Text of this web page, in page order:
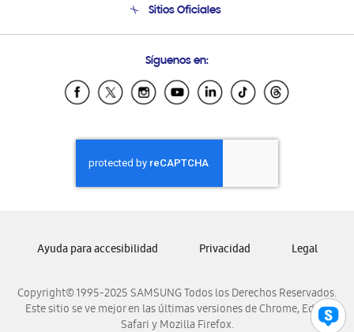
Soporte vía eMail
Sitios Oficiales
Samsung Ecuador
Samsung El Salvador
Samsung Honduras
Samsung Nicaragua
Samsung Panamá
Samsung Venezuela
Síguenos en:
Copyright© 1995-2025 SAMSUNG Todos los Derechos Reservados.
Este sitio se ve mejor en las últimas versiones de Chrome, Edge,
Safari y Mozilla Firefox.
Ayuda para accesibilidad Privacidad Legal